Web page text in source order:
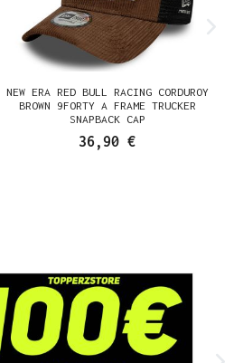
NEW ERA RED BULL RACING CORDUROY
BROWN 9FORTY A FRAME TRUCKER
SNAPBACK CAP
36,90 €